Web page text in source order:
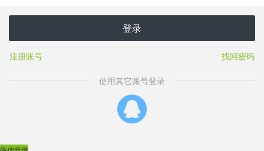
登录
注册账号 找回密码
使用其它账号登录